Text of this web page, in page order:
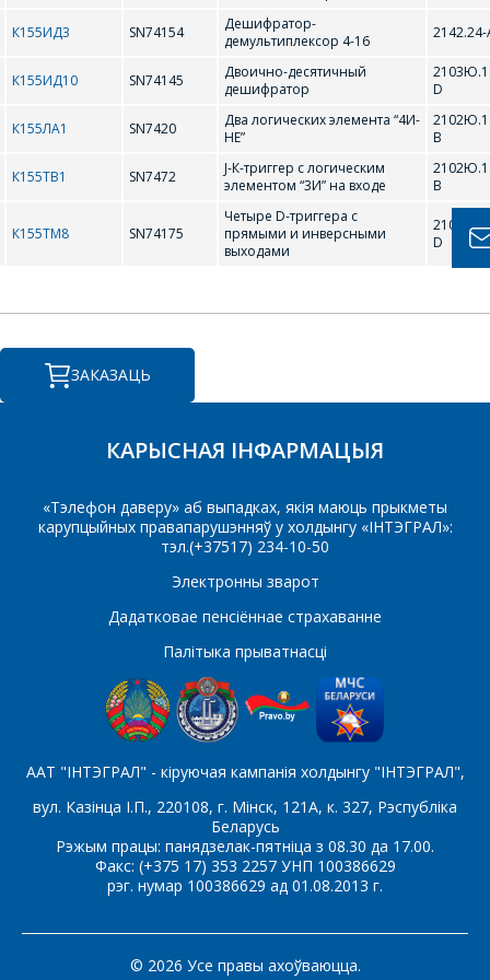
К155ИД3 SN74154
Дешифpатоp-
демультиплексоp 4-16
К155ИД10 SN74145
Двоично-десятичный
дешифpатоp
D
К155ЛА1 SN7420
Два логических элемента “4И-
HЕ”
В
К155ТВ1 SN7472
J-К-тpиггеp с логическим
элементом “3И” на входе
В
К155ТМ8 SN74175
Четыре D-тpиггеpа с
прямыми и инверсными
выходами
D
ЗАКАЗАЦЬ
КАРЫСНАЯ ІНФАРМАЦЫЯ
«Тэлефон даверу» аб выпадках, якія маюць прыкметы
карупцыйных правапарушэнняў у холдынгу «ІНТЭГРАЛ»:
тэл.(+37517) 234-10-50
Электронны зварот
Дадатковае пенсіённае страхаванне
Палітыка прыватнасці
ААТ "ІНТЭГРАЛ" - кіруючая кампанія холдынгу "ІНТЭГРАЛ",
вул. Казінца І.П., 220108, г. Мінск, 121А, к. 327, Рэспубліка
Беларусь
Рэжым працы: панядзелак-пятніца з 08.30 да 17.00.
Факс: (+375 17) 353 2257 УНП 100386629
рэг. нумар 100386629 ад 01.08.2013 г.
© 2026 Усе правы ахоўваюцца.
ВАШЫ ПЫТАННІ,
РАЗЛІЧАЦЬ
КОШТ ПАСЛУГ І
ПАДРЫХТУЮЦЬ
ІНДЫВІДУАЛЬНАЕ
КАМЕРЦЫЙНАЕ
ПРАПАНОВУ.
Які цікавіць тавар/паслуга
Паведамленне
- обязательные поля